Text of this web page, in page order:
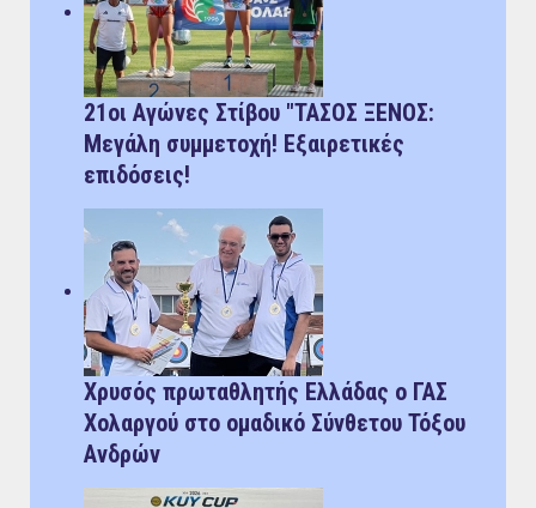
21οι Αγώνες Στίβου "ΤΑΣΟΣ ΞΕΝΟΣ:
Μεγάλη συμμετοχή! Εξαιρετικές
επιδόσεις!
Χρυσός πρωταθλητής Ελλάδας ο ΓΑΣ
Χολαργού στο ομαδικό Σύνθετου Τόξου
Ανδρών